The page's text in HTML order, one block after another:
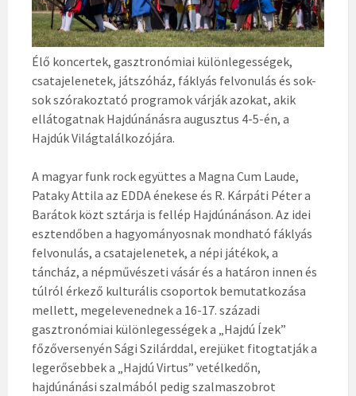
Élő koncertek, gasztronómiai különlegességek,
csatajelenetek, játszóház, fáklyás felvonulás és sok-
sok szórakoztató programok várják azokat, akik
ellátogatnak Hajdúnánásra augusztus 4-5-én, a
Hajdúk Világtalálkozójára.
A magyar funk rock együttes a Magna Cum Laude,
Pataky Attila az EDDA énekese és R. Kárpáti Péter a
Barátok közt sztárja is fellép Hajdúnánáson. Az idei
esztendőben a hagyományosnak mondható fáklyás
felvonulás, a csatajelenetek, a népi játékok, a
táncház, a népművészeti vásár és a határon innen és
túlról érkező kulturális csoportok bemutatkozása
mellett, megelevenednek a 16-17. századi
gasztronómiai különlegességek a „Hajdú Ízek”
főzőversenyén Sági Szilárddal, erejüket fitogtatják a
legerősebbek a „Hajdú Virtus” vetélkedőn,
hajdúnánási szalmából pedig szalmaszobrot